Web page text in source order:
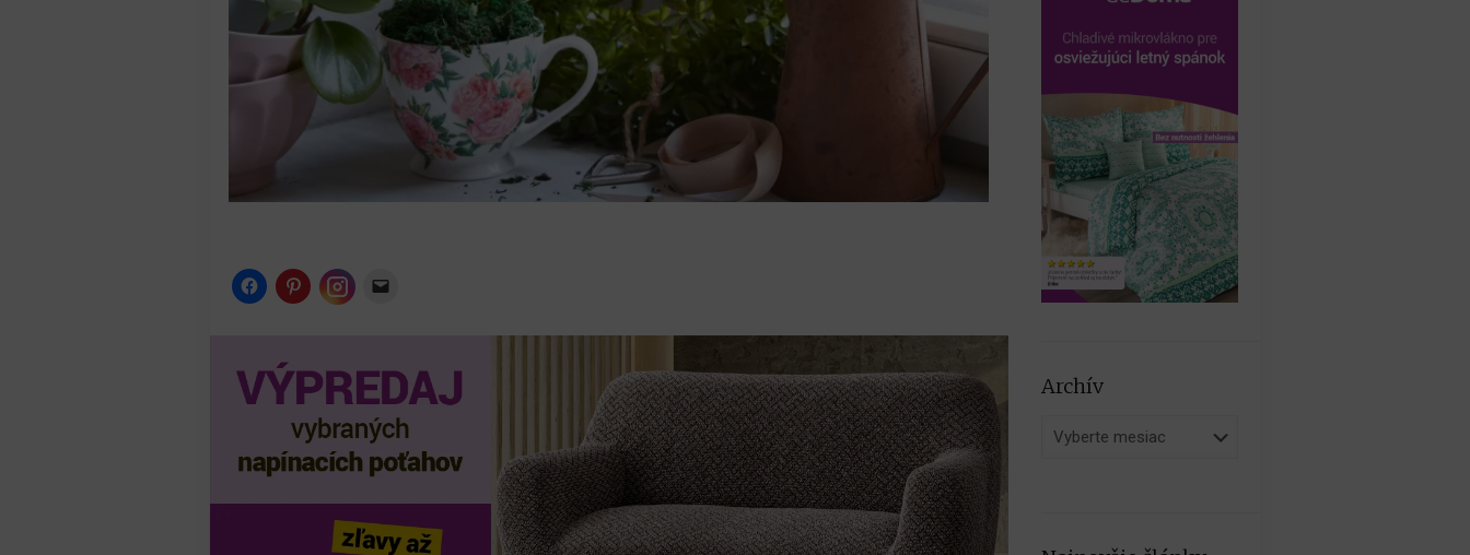
Instagram
Archív
Archív